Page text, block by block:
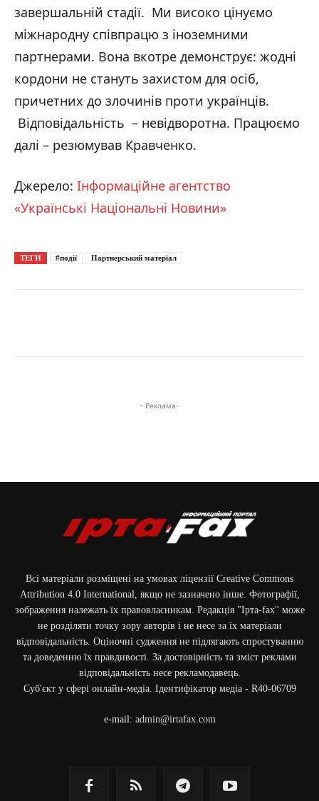
завершальній стадії. Ми високо цінуємо
міжнародну співпрацю з іноземними
партнерами. Вона вкотре демонструє: жодні
кордони не стануть захистом для осіб,
причетних до злочинів проти українців.
Відповідальність – невідворотна. Працюємо
далі – резюмував Кравченко.
Джерело: Інформаційне агентство
«Українські Національні Новини»
ТЕГИ #події Партнерський матеріал
- Реклама-
Всі матеріали розміщені на умовах ліцензії Creative Commons
Attribution 4.0 International, якщо не зазначено інше. Фотографії,
зображення належать їх правовласникам. Редакція "Ірта-fax" може
не розділяти точку зору авторів і не несе за їх матеріали
відповідальність. Оціночні судження не підлягають спростуванню
та доведенню їх правдивості. За достовірність та зміст реклами
відповідальність несе рекламодавець.
Cуб'єкт у сфері онлайн-медіа. Ідентифікатор медіа - R40-06709
e-mail: admin@irtafax.com